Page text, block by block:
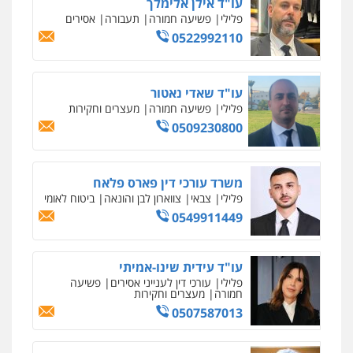
פלילי פשיעה חמורה תעבורה אסירים
0522992110
עו"ד שאדי נאטור
פלילי פשיעה חמורה מעצרים וחקירות
0509230800
משרד עורכי דין פארס פלאח
פלילי צבאי צווארון לבן והונאה ביטוח לאומי
0549911449
עו"ד עידית שינו-אמיתי
פלילי עורכי דין לענייני אסירים פשיעה
חמורה מעצרים וחקירות
0507587013